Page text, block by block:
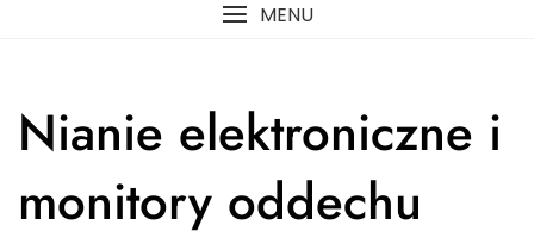
MENU
Nianie elektroniczne i
monitory oddechu